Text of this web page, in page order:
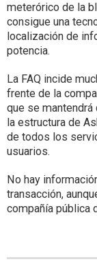
meterórico de la
consigue una
localización de
potencia.
La FAQ incide
frente de la
que se
la estructura de
de todos los
usuarios.
No hay
transacción,
compañía pública